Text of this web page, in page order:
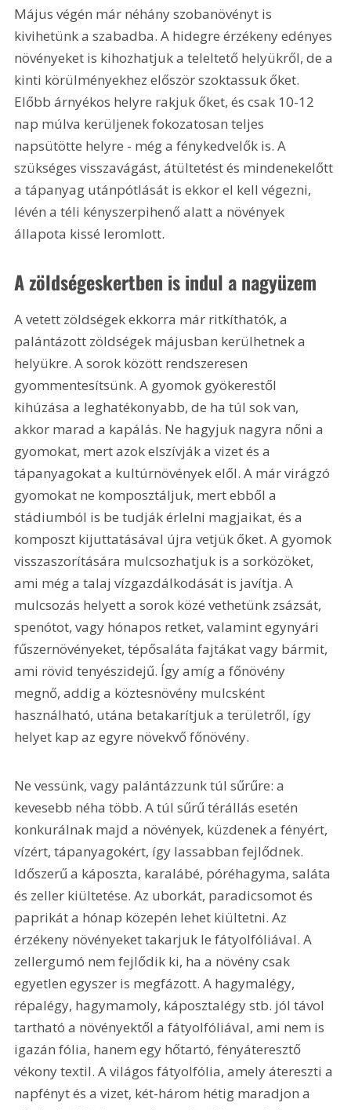
Május végén már néhány szobanövényt is
kivihetünk a szabadba. A hidegre érzékeny edényes
növényeket is kihozhatjuk a teleltető helyükről, de a
kinti körülményekhez először szoktassuk őket.
Előbb árnyékos helyre rakjuk őket, és csak 10-12
nap múlva kerüljenek fokozatosan teljes
napsütötte helyre - még a fénykedvelők is. A
szükséges visszavágást, átültetést és mindenekelőtt
a tápanyag utánpótlását is ekkor el kell végezni,
lévén a téli kényszerpihenő alatt a növények
állapota kissé leromlott.
A zöldségeskertben is indul a nagyüzem
A vetett zöldségek ekkorra már ritkíthatók, a
palántázott zöldségek májusban kerülhetnek a
helyükre. A sorok között rendszeresen
gyommentesítsünk. A gyomok gyökerestől
kihúzása a leghatékonyabb, de ha túl sok van,
akkor marad a kapálás. Ne hagyjuk nagyra nőni a
gyomokat, mert azok elszívják a vizet és a
tápanyagokat a kultúrnövények elől. A már virágzó
gyomokat ne komposztáljuk, mert ebből a
stádiumból is be tudják érlelni magjaikat, és a
komposzt kijuttatásával újra vetjük őket. A gyomok
visszaszorítására mulcsozhatjuk is a sorközöket,
ami még a talaj vízgazdálkodását is javítja. A
mulcsozás helyett a sorok közé vethetünk zsázsát,
spenótot, vagy hónapos retket, valamint egynyári
fűszernövényeket, tépősaláta fajtákat vagy bármit,
ami rövid tenyészidejű. Így amíg a főnövény
megnő, addig a köztesnövény mulcsként
használható, utána betakarítjuk a területről, így
helyet kap az egyre növekvő főnövény.
Ne vessünk, vagy palántázzunk túl sűrűre: a
kevesebb néha több. A túl sűrű térállás esetén
konkurálnak majd a növények, küzdenek a fényért,
vízért, tápanyagokért, így lassabban fejlődnek.
Időszerű a káposzta, karalábé, póréhagyma, saláta
és zeller kiültetése. Az uborkát, paradicsomot és
paprikát a hónap közepén lehet kiültetni. Az
érzékeny növényeket takarjuk le fátyolfóliával. A
zellergumó nem fejlődik ki, ha a növény csak
egyetlen egyszer is megfázott. A hagymalégy,
répalégy, hagymamoly, káposztalégy stb. jól távol
tartható a növényektől a fátyolfóliával, ami nem is
igazán fólia, hanem egy hőtartó, fényáteresztő
vékony textil. A világos fátyolfólia, amely átereszti a
napfényt és a vizet, két-három hétig maradjon a